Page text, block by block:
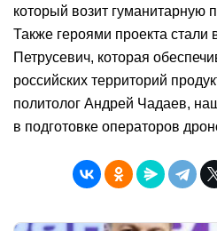
который возит гуманитарную
Также героями проекта стали
Петрусевич, которая
российских территорий
политолог Андрей Чадаев,
в подготовке операторов